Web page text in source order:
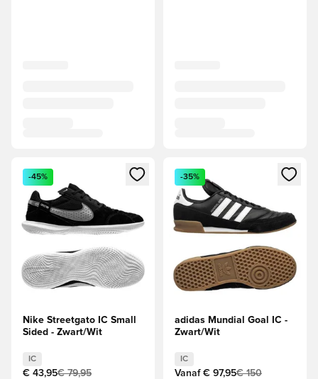
Opent een venster om in te loggen of je aan te melden als
-45%
Nike Streetgato IC Small
Sided - Zwart/Wit
IC
€ 43,95€ 79,95
Opent een venster om in te
-35%
adidas Mundial Goal IC -
Zwart/Wit
IC
Vanaf € 97,95€ 150